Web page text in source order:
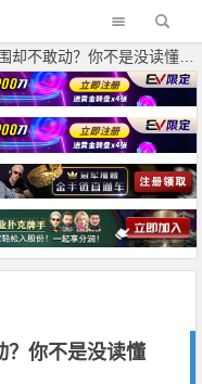
？你不是没读懂牌，只是被恐惧按住了手
？你不是没读懂